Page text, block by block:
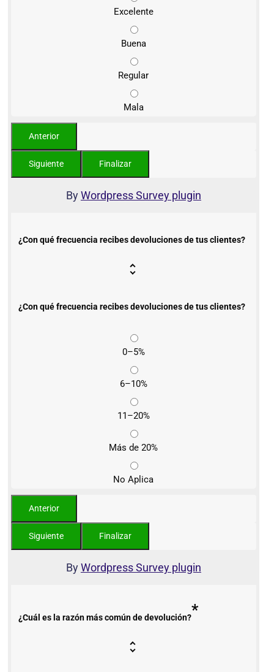
Excelente
Buena
Regular
Mala
ByWordpress Survey plugin
¿Con qué frecuencia recibes devoluciones de tus clientes?
¿Con qué frecuencia recibes devoluciones de tus clientes?
0–5%
6–10%
11–20%
Más de 20%
No Aplica
ByWordpress Survey plugin
¿Cuál es la razón más común de devolución?*